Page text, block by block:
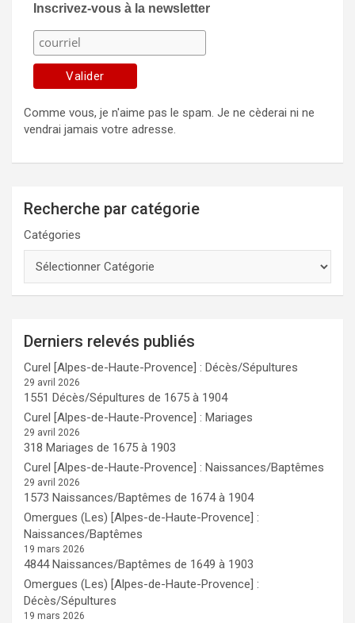
Inscrivez-vous à la newsletter
Comme vous, je n'aime pas le spam. Je ne cèderai ni ne
vendrai jamais votre adresse.
Recherche par catégorie
Catégories
Derniers relevés publiés
Curel [Alpes-de-Haute-Provence] : Décès/Sépultures
29 avril 2026
1551 Décès/Sépultures de 1675 à 1904
Curel [Alpes-de-Haute-Provence] : Mariages
29 avril 2026
318 Mariages de 1675 à 1903
Curel [Alpes-de-Haute-Provence] : Naissances/Baptêmes
29 avril 2026
1573 Naissances/Baptêmes de 1674 à 1904
Omergues (Les) [Alpes-de-Haute-Provence] :
Naissances/Baptêmes
19 mars 2026
4844 Naissances/Baptêmes de 1649 à 1903
Omergues (Les) [Alpes-de-Haute-Provence] :
Décès/Sépultures
19 mars 2026